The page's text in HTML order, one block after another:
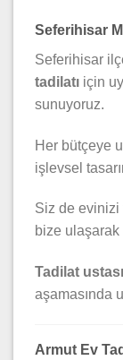
Seferihisar
Seferihisar
tadilatı için
sunuyoruz.
Her bütçeye
işlevsel
Siz de evinizi
bize
Tadilat ustası
aşamasında
Armut Ev